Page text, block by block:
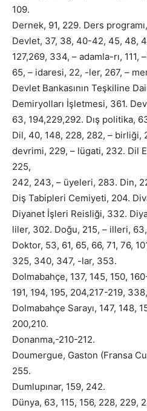
109.
Dernek, 91, 229. Ders
Devlet, 37, 38, 40-42, 45, 48,
127,269, 334, – adamla-rı, 111,
65, – idaresi, 22, -ler, 267, –
Devlet Bankasının Teşkiline
Demiryolları İşletmesi, 361.
63, 194,229,292. Dış politika,
Dil, 40, 148, 228, 282, – birliği,
devrimi, 229, – lügati, 232. Dil
225,
242, 243, – üyeleri, 283. Din,
Diş Tabipleri Cemiyeti, 204.
Diyanet İşleri Reisliği, 332.
liler, 302. Doğu, 215, – illeri,
Doktor, 53, 61, 65, 66, 71, 76,
325, 340, 347, -lar, 353.
Dolmabahçe, 137, 145, 150,
191, 194, 195, 204,217-219,
Dolmabahçe Sarayı, 147, 148,
200,210.
Donanma,-210-212.
Doumergue, Gaston (Fransa
255.
Dumlupınar, 159, 242.
Dünya, 63, 115, 156, 228, 229,